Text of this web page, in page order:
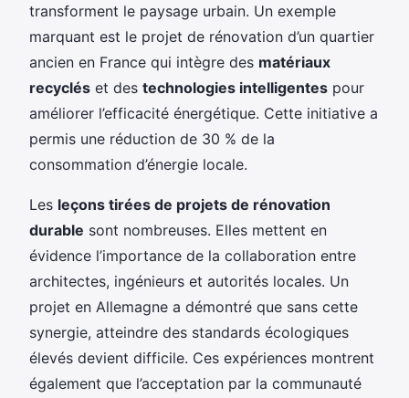
transforment le paysage urbain. Un exemple
marquant est le projet de rénovation d’un quartier
ancien en France qui intègre des matériaux
recyclés et des technologies intelligentes pour
améliorer l’efficacité énergétique. Cette initiative a
permis une réduction de 30 % de la
consommation d’énergie locale.
Les leçons tirées de projets de rénovation
durable sont nombreuses. Elles mettent en
évidence l’importance de la collaboration entre
architectes, ingénieurs et autorités locales. Un
projet en Allemagne a démontré que sans cette
synergie, atteindre des standards écologiques
élevés devient difficile. Ces expériences montrent
également que l’acceptation par la communauté